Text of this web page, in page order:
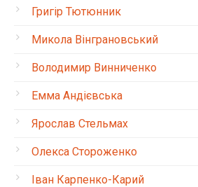
Григір Тютюнник
Микола Вінграновський
Володимир Винниченко
Емма Андієвська
Ярослав Стельмах
Олекса Стороженко
Іван Карпенко-Карий